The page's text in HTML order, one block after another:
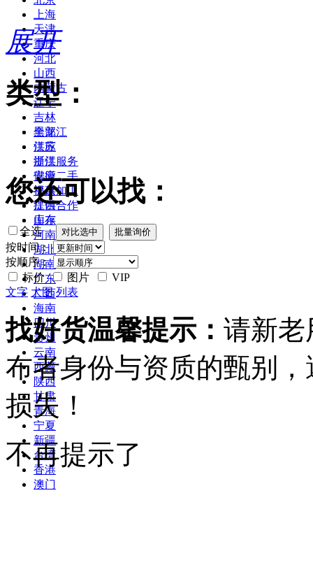
上海
天津
重庆
河北
山西
内蒙古
辽宁
吉林
黑龙江
江苏
浙江
安徽
福建
江西
山东
河南
湖北
湖南
广东
广西
海南
四川
贵州
云南
西藏
陕西
甘肃
青海
宁夏
新疆
台湾
香港
澳门
展开
类型：
全部
供应
提供服务
供应二手
提供加工
提供合作
库存
您还可以找：
全选
按时间：
按顺序：
标价
图片
VIP
文字 大图 列表
找好货温馨提示： 请新老
布者身份与资质的甄别
损失！
不再提示了